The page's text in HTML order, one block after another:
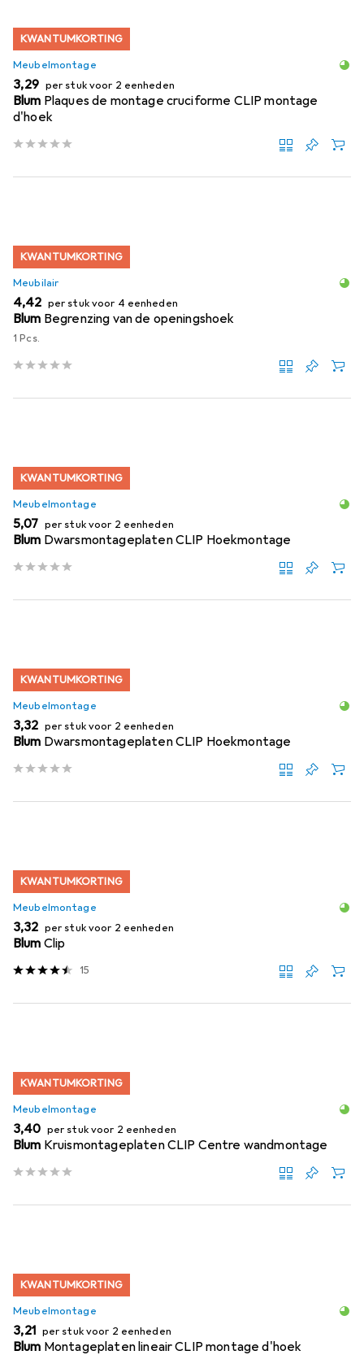
KWANTUMKORTING
Meubelmontage
EUR
3,29 per stuk voor 2 eenheden
Blum Plaques de montage cruciforme CLIP montage
d'hoek
KWANTUMKORTING
Meubilair
EUR
4,42 per stuk voor 4 eenheden
Blum Begrenzing van de openingshoek
1 Pcs.
KWANTUMKORTING
Meubelmontage
EUR
5,07 per stuk voor 2 eenheden
Blum Dwarsmontageplaten CLIP Hoekmontage
KWANTUMKORTING
Meubelmontage
EUR
3,32 per stuk voor 2 eenheden
Blum Dwarsmontageplaten CLIP Hoekmontage
KWANTUMKORTING
Meubelmontage
EUR
3,32 per stuk voor 2 eenheden
Blum Clip
15
KWANTUMKORTING
Meubelmontage
EUR
3,40 per stuk voor 2 eenheden
Blum Kruismontageplaten CLIP Centre wandmontage
KWANTUMKORTING
Meubelmontage
EUR
3,21 per stuk voor 2 eenheden
Blum Montageplaten lineair CLIP montage d'hoek